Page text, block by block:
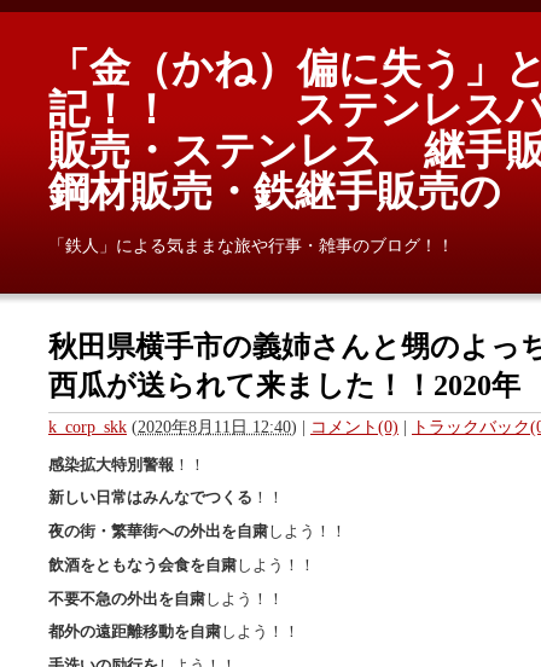
「金（かね）偏に失う」
記！！ ステンレスパ
販売・ステンレス 継
鋼材販売・鉄継手販
「鉄人」による気ままな旅や行事・雑事のブログ！！
秋田県横手市の義姉さんと甥のよっ
西瓜が送られて来ました！！2020年
k_corp_skk (2020年8月11日 12:40) | コメント(0) | トラックバック
感染拡大特別警報 ！！
新しい日常はみんなでつくる ！！
夜の街・繁華街への外出を自粛しよう！！
飲酒をともなう会食を自粛しよう！！
不要不急の外出を自粛しよう！！
都外の遠距離移動を自粛しよう！！